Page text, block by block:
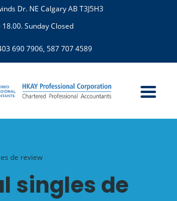
Dr. NE Calgary AB T3J5H3
Sunday Closed
690 7906, 587 707 4589
de review
singles de